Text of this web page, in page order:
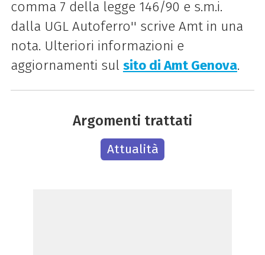
comma 7 della legge 146/90 e s.m.i.
dalla UGL Autoferro'' scrive Amt in una
nota. Ulteriori informazioni e
aggiornamenti sul sito di Amt Genova.
Argomenti trattati
Attualità